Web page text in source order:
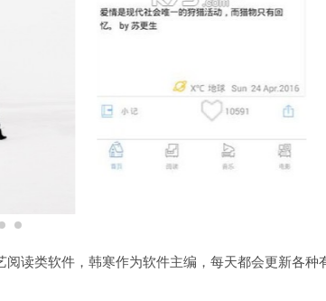
读类软件，韩寒作为软件主编，每天都会更新各种